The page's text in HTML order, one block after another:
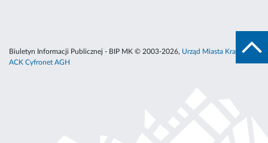
Biuletyn Informacji Publicznej - BIP MK © 2003-2026, Urząd Miasta Krakowa
ACK Cyfronet AGH